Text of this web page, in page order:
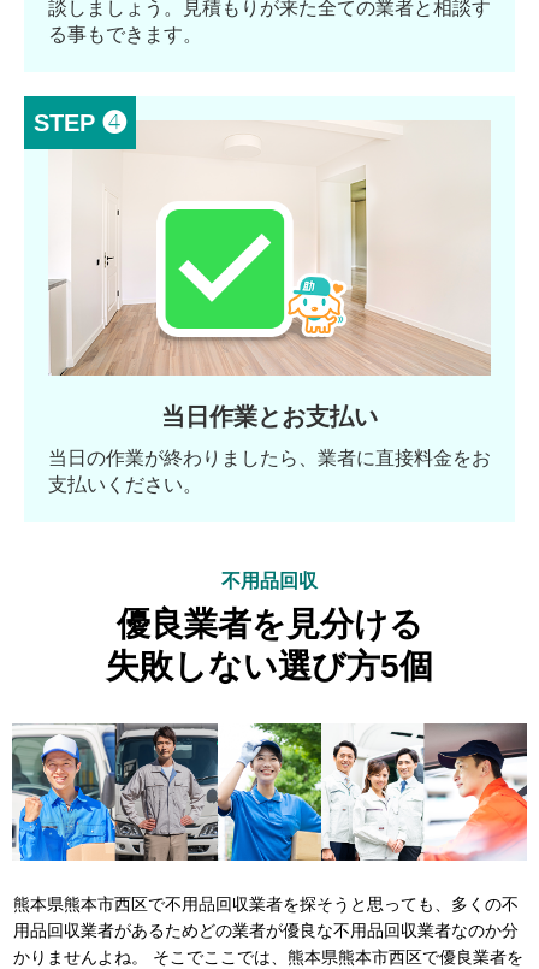
談しましょう。見積もりが来た全ての業者と相談す
る事もできます。
STEP ❹
当日作業とお支払い
当日の作業が終わりましたら、業者に直接料金をお
支払いください。
不用品回収
優良業者を見分ける
失敗しない選び方5個
熊本県熊本市西区で不用品回収業者を探そうと思っても、多くの不
用品回収業者があるためどの業者が優良な不用品回収業者なのか分
かりませんよね。 そこでここでは、熊本県熊本市西区で優良業者を